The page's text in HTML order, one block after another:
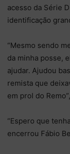
acesso da Série
identificação
“Mesmo sendo
da minha posse,
ajudar. Ajudou
remista que
em prol do
“Espero que
encerrou Fábio